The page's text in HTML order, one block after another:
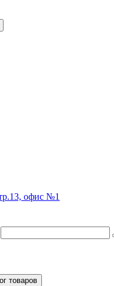
офис №1
товаров